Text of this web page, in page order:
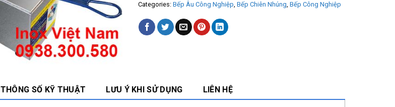
Categories: Bếp Âu Công Nghiệp, Bếp Chiên Nhúng, Bếp Công Nghiệp
THÔNG SỐ KỸ THUẬT LƯU Ý KHI SỬ DỤNG LIÊN HỆ